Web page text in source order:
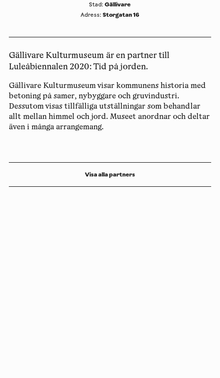
Stad:Gällivare
Adress: Storgatan 16
Gällivare Kulturmuseum är en partner till
Luleåbiennalen 2020: Tid på jorden.
Gällivare Kulturmuseum visar kommunens historia med
betoning på samer, nybyggare och gruvindustri.
Dessutom visas tillfälliga utställningar som behandlar
allt mellan himmel och jord. Museet anordnar och deltar
även i många arrangemang.
Visa alla partners